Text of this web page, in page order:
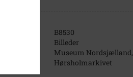
B8530
Billeder
Museum Nordsjælland,
Hørsholmarkivet